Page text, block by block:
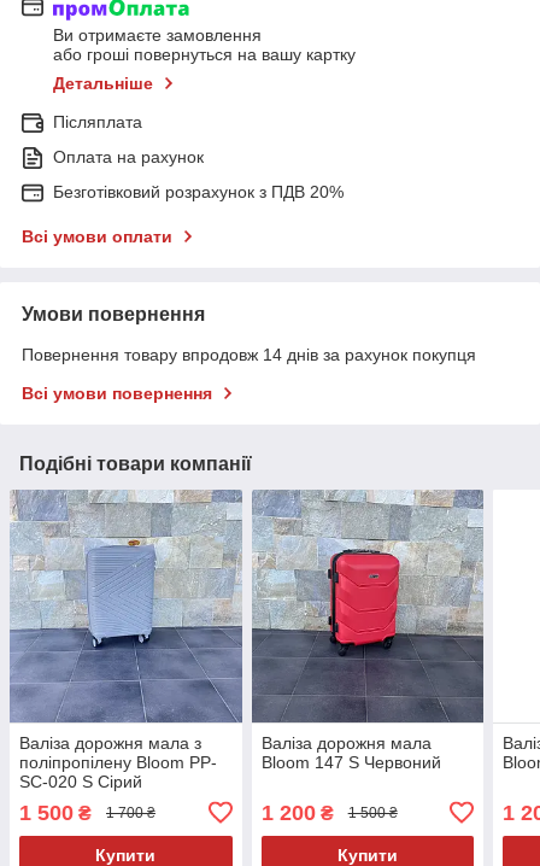
Ви отримаєте замовлення
або гроші повернуться на вашу картку
Детальніше
Післяплата
Оплата на рахунок
Безготівковий розрахунок з ПДВ 20%
Всі умови оплати
Умови повернення
Повернення товару впродовж 14 днів за рахунок покупця
Всі умови повернення
Подібні товари компанії
Валіза дорожня мала з
поліпропілену Bloom PP-
SC-020 S Сірий
1 500 ₴ 1 700 ₴
Купити
Валіза дорожня мала
Bloom 147 S Червоний
1 200₴ 1 500 ₴
Купити
1